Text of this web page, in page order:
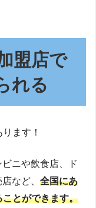
盟店で
れる
ます！
ニや飲食店、ド
など、 全国にあ
とができます。